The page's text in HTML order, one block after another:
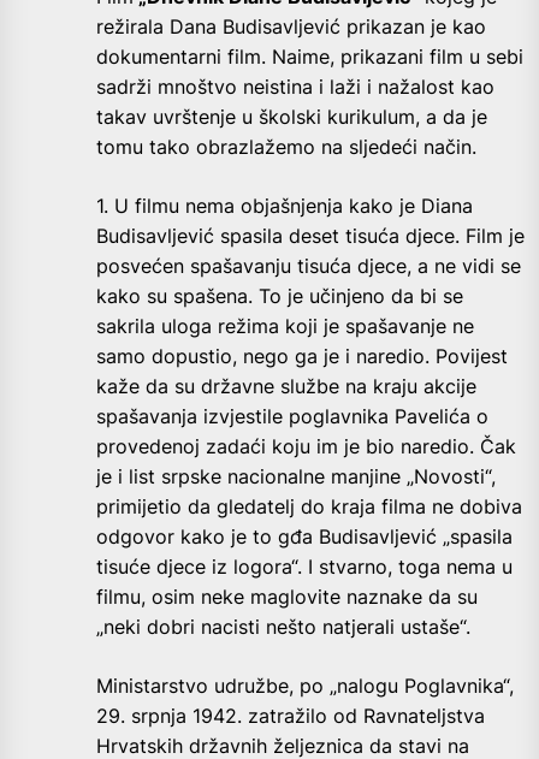
režirala Dana Budisavljević prikazan je kao
dokumentarni film. Naime, prikazani film u sebi
sadrži mnoštvo neistina i laži i nažalost kao
takav uvrštenje u školski kurikulum, a da je
tomu tako obrazlažemo na sljedeći način.
1. U filmu nema objašnjenja kako je Diana
Budisavljević spasila deset tisuća djece. Film je
posvećen spašavanju tisuća djece, a ne vidi se
kako su spašena. To je učinjeno da bi se
sakrila uloga režima koji je spašavanje ne
samo dopustio, nego ga je i naredio. Povijest
kaže da su državne službe na kraju akcije
spašavanja izvjestile poglavnika Pavelića o
provedenoj zadaći koju im je bio naredio. Čak
je i list srpske nacionalne manjine „Novosti“,
primijetio da gledatelj do kraja filma ne dobiva
odgovor kako je to gđa Budisavljević „spasila
tisuće djece iz logora“. I stvarno, toga nema u
filmu, osim neke maglovite naznake da su
„neki dobri nacisti nešto natjerali ustaše“.
Ministarstvo udružbe, po „nalogu Poglavnika“,
29. srpnja 1942. zatražilo od Ravnateljstva
Hrvatskih državnih željeznica da stavi na